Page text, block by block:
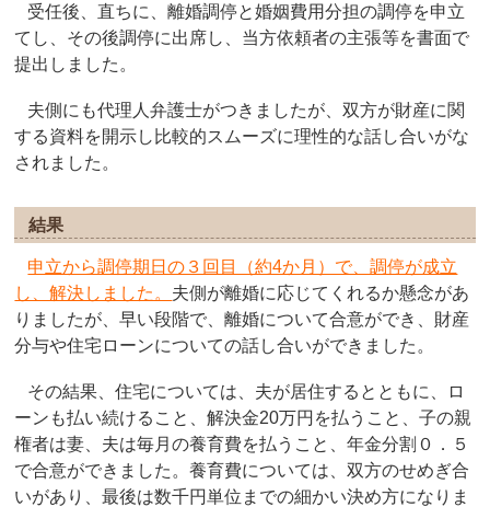
受任後、直ちに、離婚調停と婚姻費用分担の調停を申立
てし、その後調停に出席し、当方依頼者の主張等を書面で
提出しました。
夫側にも代理人弁護士がつきましたが、双方が財産に関
する資料を開示し比較的スムーズに理性的な話し合いがな
されました。
結果
申立から調停期日の３回目（約4か月）で、調停が成立
し、解決しました。 夫側が離婚に応じてくれるか懸念があ
りましたが、早い段階で、離婚について合意ができ、財産
分与や住宅ローンについての話し合いができました。
その結果、住宅については、夫が居住するとともに、ロ
ーンも払い続けること、解決金20万円を払うこと、子の親
権者は妻、夫は毎月の養育費を払うこと、年金分割０．５
で合意ができました。養育費については、双方のせめぎ合
いがあり、最後は数千円単位までの細かい決め方になりま